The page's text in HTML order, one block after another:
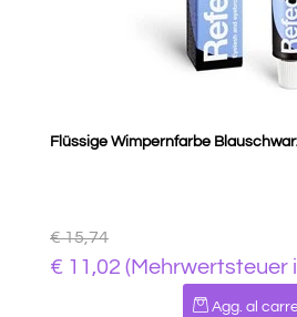
Flüssige Wimpernfarbe
€ 15,74
€ 11,02 (Mehrwertsteuer
Quantità
Agg. al